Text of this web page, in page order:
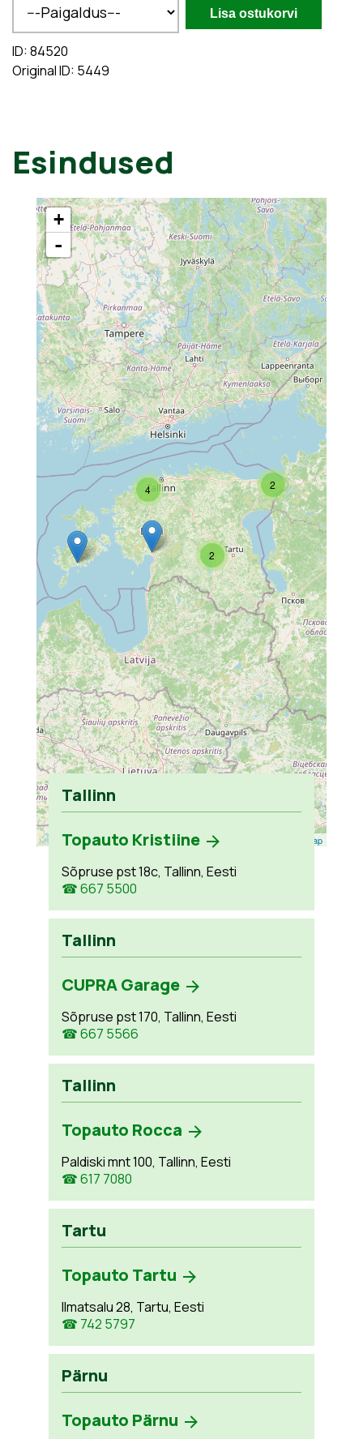
ID: 84520
Original ID: 5449
Esindused
2
2
4
+
-
Leaflet OpenStreetMap
Tallinn
Topauto Kristiine
Sõpruse pst 18c, Tallinn, Eesti
☎ 667 5500
Tallinn
CUPRA Garage
Sõpruse pst 170, Tallinn, Eesti
☎ 667 5566
Tallinn
Topauto Rocca
Paldiski mnt 100, Tallinn, Eesti
☎ 617 7080
Tartu
Topauto Tartu
Ilmatsalu 28, Tartu, Eesti
☎ 742 5797
Pärnu
Topauto Pärnu